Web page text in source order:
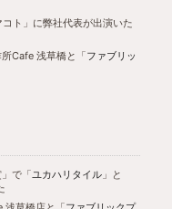
ト」に弊社代表が出演いた
Cafe 浅草橋と「ファブリッ
で「 ユカハリタイル」と